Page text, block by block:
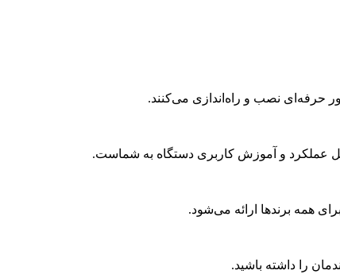
حرفه‌ای نصب و راه‌اندازی می‌کنند.
عملکرد و آموزش کاربری دستگاه به شماست.
همه برندها ارائه می‌شود.
را داشته باشید.